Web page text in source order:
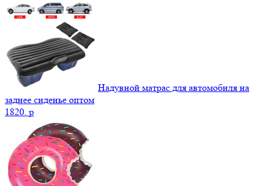
Надувной матрас для автомобиля на
заднее сиденье оптом
1820. p